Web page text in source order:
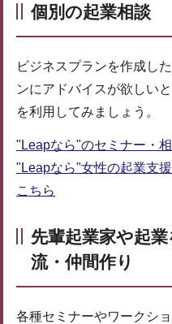
個別の起業相談
ビジネスプランを作成し
ンにアドバイスが欲しい
を利用してみましょう。
"Leapなら"のセミナー・
"Leapなら"女性の起業支
こちら
先輩起業家や起
流・仲間作り
各種セミナーやワークシ